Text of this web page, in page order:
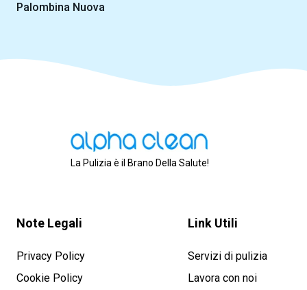
Palombina Nuova
La Pulizia è il Brano Della Salute!
Note Legali
Privacy Policy
Cookie Policy
Link Utili
Servizi di pulizia
Lavora con noi